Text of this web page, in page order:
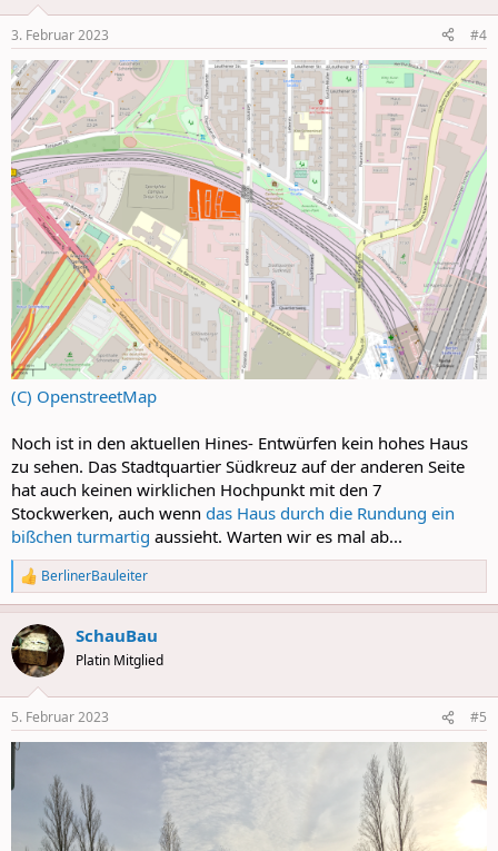
s
:
3. Februar 2023 #4
(C) OpenstreetMap
Noch ist in den aktuellen Hines- Entwürfen kein hohes Haus
zu sehen. Das Stadtquartier Südkreuz auf der anderen Seite
hat auch keinen wirklichen Hochpunkt mit den 7
Stockwerken, auch wenn das Haus durch die Rundung ein
bißchen turmartig aussieht. Warten wir es mal ab...
R
e
a
c
t
i
s
:
BerlinerBauleiter
SchauBau
Platin Mitglied
5. Februar 2023 #5